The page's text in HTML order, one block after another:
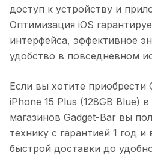
доступ к устройству и
Оптимизация iOS
интерфейса, эффективное
удобство в повседневном
Если вы хотите приобрести
iPhone 15 Plus (128GB Blue) в
магазинов Gadget-Bar вы
технику с гарантией 1 год
быстрой доставки до